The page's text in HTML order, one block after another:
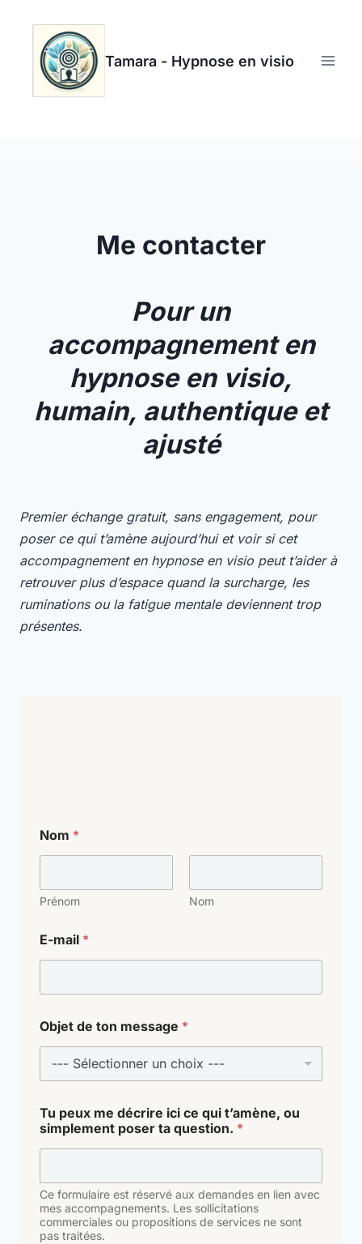
contenu
Tamara - Hypnose en visio
Me contacter
Pour un
accompagnement en
hypnose en visio,
humain, authentique et
ajusté
Premier échange gratuit, sans engagement, pour
poser ce qui t’amène aujourd’hui et voir si cet
accompagnement en hypnose en visio peut t’aider à
retrouver plus d’espace quand la surcharge, les
ruminations ou la fatigue mentale deviennent trop
présentes.
Nom *
Prénom Nom
E-mail *
Objet de ton message *
o
n
i
i
t
o
n
Tu peux me décrire ici ce qui t’amène, ou
simplement poser ta question. *
Ce formulaire est réservé aux demandes en lien avec
mes accompagnements. Les sollicitations
commerciales ou propositions de services ne sont
pas traitées.